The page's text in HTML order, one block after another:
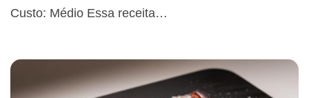
Custo: Médio Essa receita…